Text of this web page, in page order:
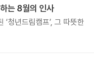
는 8월의 인사
‘청년드림캠프’, 그 따뜻한